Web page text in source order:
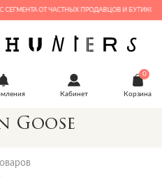
ОТ ЧАСТНЫХ ПРОДАВЦОВ И БУТИКОВ
Кабинет
0
Корзина
Goose